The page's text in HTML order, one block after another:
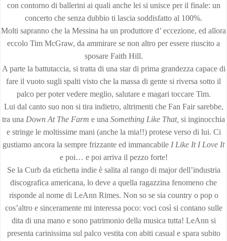
con contorno di ballerini ai quali anche lei si unisce per il finale: un
concerto che senza dubbio ti lascia soddisfatto al 100%.
Molti sapranno che la Messina ha un produttore d’ eccezione, ed allora
eccolo Tim McGraw, da ammirare se non altro per essere riuscito a
sposare Faith Hill.
A parte la battutaccia, si tratta di una star di prima grandezza capace di
fare il vuoto sugli spalti visto che la massa di gente si riversa sotto il
palco per poter vedere meglio, salutare e magari toccare Tim.
Lui dal canto suo non si tira indietro, altrimenti che Fan Fair sarebbe,
tra una Down At The Farm e una Something Like That, si inginocchia
e stringe le moltissime mani (anche la mia!!) protese verso di lui. Ci
gustiamo ancora la sempre frizzante ed immancabile I Like It I Love It
e poi… e poi arriva il pezzo forte!
Se la Curb da etichetta indie è salita al rango di major dell’industria
discografica americana, lo deve a quella ragazzina fenomeno che
risponde al nome di LeAnn Rimes. Non so se sia country o pop o
cos’altro e sinceramente mi interessa poco: voci così si contano sulle
dita di una mano e sono patrimonio della musica tutta! LeAnn si
presenta carinissima sul palco vestita con abiti casual e spara subito